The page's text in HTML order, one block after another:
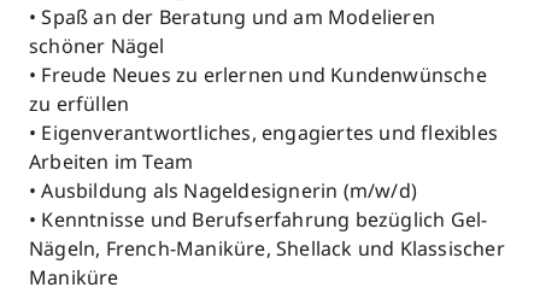
• Spaß an der Beratung und am Modelieren
schöner Nägel
• Freude Neues zu erlernen und Kundenwünsche
zu erfüllen
• Eigenverantwortliches, engagiertes und flexibles
Arbeiten im Team
• Ausbildung als Nageldesignerin (m/w/d)
• Kenntnisse und Berufserfahrung bezüglich Gel-
Nägeln, French-Maniküre, Shellack und Klassischer
Maniküre